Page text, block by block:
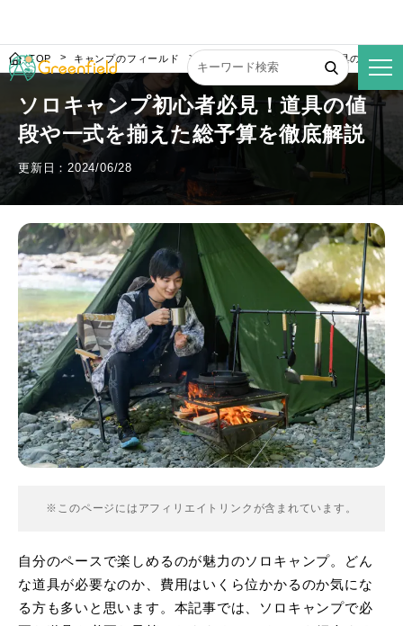
TOP キャンプのフィールド ソロキャンプ初心者必見！道具の値段や
ソロキャンプ初心者必見！道具の値
段や一式を揃えた総予算を徹底解説
更新日：2024/06/28
※このページにはアフィリエイトリンクが含まれています。
自分のペースで楽しめるのが魅力のソロキャンプ。どん
な道具が必要なのか、費用はいくら位かかるのか気にな
る方も多いと思います。本記事では、ソロキャンプで必